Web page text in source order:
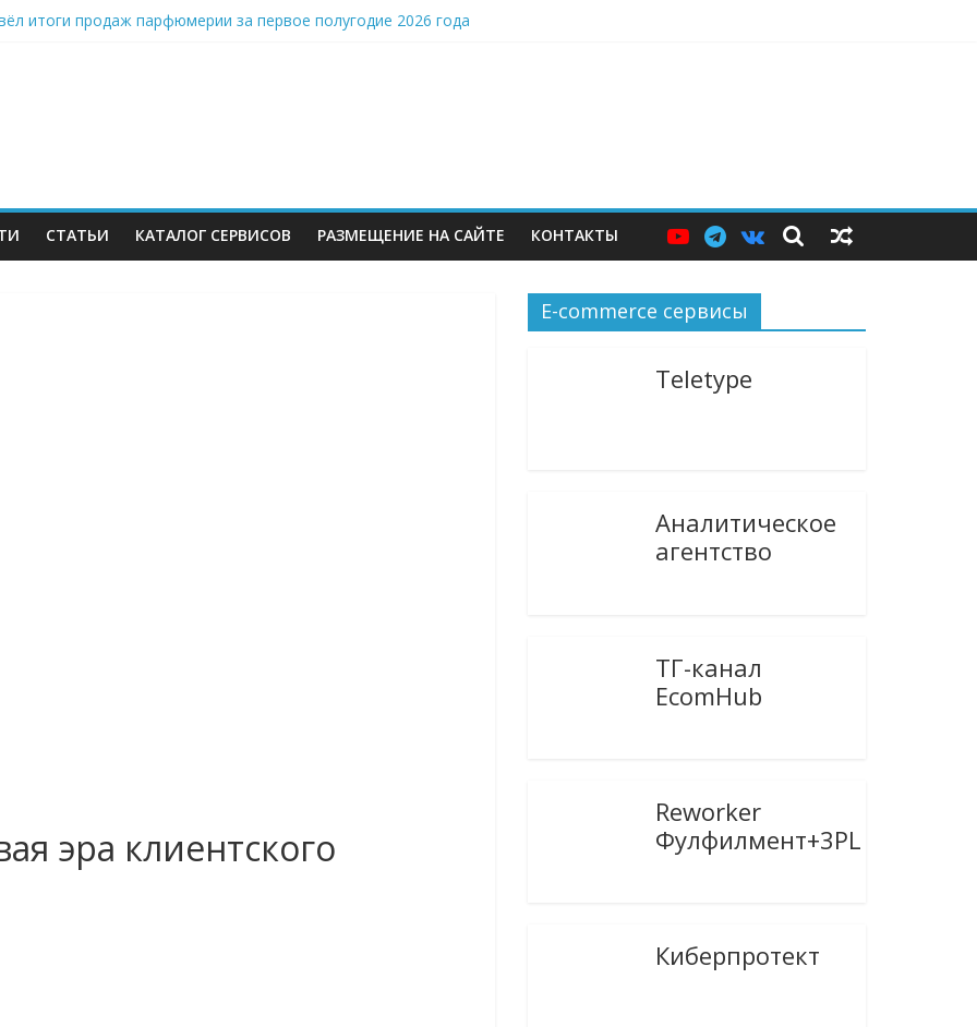
итоги продаж парфюмерии за первое полугодие 2026 года
СТАТЬИ КАТАЛОГ СЕРВИСОВ РАЗМЕЩЕНИЕ НА САЙТЕ КОНТАКТЫ
эра клиентского
E-commerce сервисы
Teletype
Аналитическое
агентство
ТГ-канал
EcomHub
Reworker
Фулфилмент+3PL
Киберпротект